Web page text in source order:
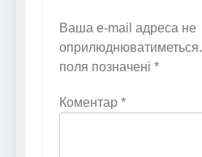
Ваша e-mail адреса не
оприлюднюватиметься.
поля позначені *
Коментар *